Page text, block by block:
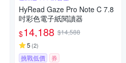
HyRead Gaze Pro Note C 7.8
吋彩色電子紙閱讀器
$14,188 $14,588
5 (2)
挑戰低價 券